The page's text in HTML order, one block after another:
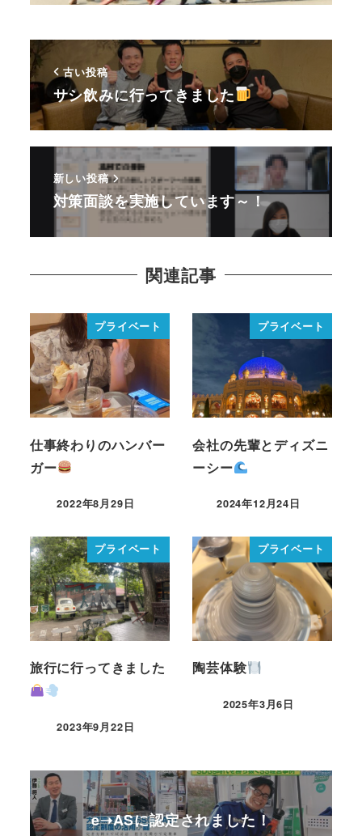
古い投稿
サシ飲みに行ってきました
新しい投稿
対策面談を実施しています～！
関連記事
プライベート
仕事終わりのハンバー
ガー
2022年8月29日
プライベート
会社の先輩とディズニ
ーシー
2024年12月24日
プライベート
旅行に行ってきました
2023年9月22日
プライベート
陶芸体験
2025年3月6日
e➝ASに認定されました！